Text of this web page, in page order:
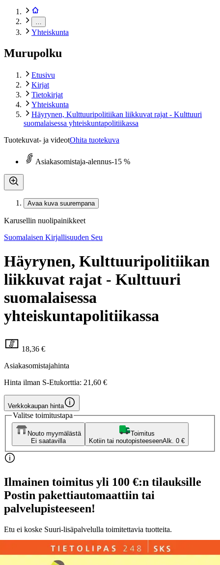
Yhteiskunta
Murupolku
Etusivu
Kirjat
Tietokirjat
Yhteiskunta
Häyrynen, Kulttuuripolitiikan liikkuvat rajat - Kulttuuri
suomalaisessa yhteiskuntapolitiikassa
Tuotekuvat- ja videotOhita tuotekuva
Asiakasomistaja-alennus-15 %
Avaa kuva suurempana
Karusellin nuolipainikkeet
Suomalaisen Kirjallisuuden Seu
Häyrynen, Kulttuuripolitiikan
liikkuvat rajat - Kulttuuri
suomalaisessa
yhteiskuntapolitiikassa
18,36 €
Asiakasomistajahinta
Hinta ilman S-Etukorttia: 21,60 €
Verkkokaupan hinta
Valitse toimitustapa
Nouto myymälästä
Ei saatavilla
Toimitus
Kotiin tai noutopisteeseenAlk. 0 €
Ilmainen toimitus yli 100 €:n tilauksille
Postin pakettiautomaattiin tai
palvelupisteeseen!
Etu ei koske Suuri‑lisäpalvelulla toimitettavia tuotteita.